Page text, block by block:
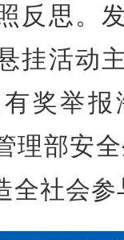
反思。
挂活动
奖举
理部安
全社会